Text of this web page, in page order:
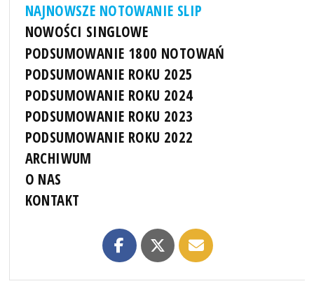
NAJNOWSZE NOTOWANIE SLIP
NOWOŚCI SINGLOWE
PODSUMOWANIE 1800 NOTOWAŃ
PODSUMOWANIE ROKU 2025
PODSUMOWANIE ROKU 2024
PODSUMOWANIE ROKU 2023
PODSUMOWANIE ROKU 2022
ARCHIWUM
O NAS
KONTAKT